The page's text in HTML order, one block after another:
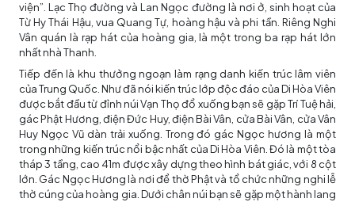
viện”. Lạc Thọ đường và Lan Ngọc đường là nơi ở, sinh hoạt của
Từ Hy Thái Hậu, vua Quang Tự, hoàng hậu và phi tần. Riêng Nghi
Vân quán là rạp hát của hoàng gia, là một trong ba rạp hát lớn
nhất nhà Thanh.
Tiếp đến là khu thưởng ngoạn làm rạng danh kiến trúc lâm viên
của Trung Quốc. Như đã nói kiến trúc lớp độc đáo của Di Hòa Viên
được bắt đầu từ đỉnh núi Vạn Thọ đổ xuống bạn sẽ gặp Trí Tuệ hải,
gác Phật Hương, điện Đức Huy, điện Bài Vân, cửa Bài Vân, cửa Vân
Huy Ngọc Vũ dàn trải xuống. Trong đó gác Ngọc hương là một
trong những kiến trúc nổi bậc nhất của Di Hòa Viên. Đó là một tòa
tháp 3 tầng, cao 41m được xây dựng theo hình bát giác, với 8 cột
lớn. Gác Ngọc Hương là nơi để thờ Phật và tổ chức những nghi lễ
thờ cúng của hoàng gia. Dưới chân núi bạn sẽ gặp một hành lang